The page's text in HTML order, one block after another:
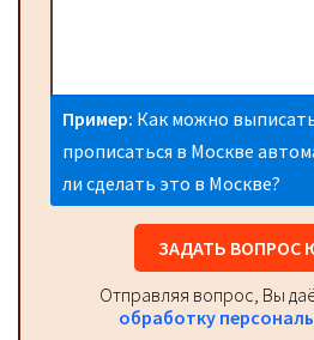
Пример: Как можно
прописаться в Москве
ли сделать это в Москве?
ЗАДАТЬ ВОПРОС
Отправляя вопрос, Вы
обработку